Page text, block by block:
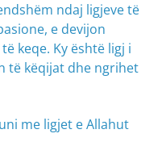
ndaj ligjeve të
e devijon
keqe. Ky është ligj i
të këqijat dhe ngrihet
me ligjet e Allahut